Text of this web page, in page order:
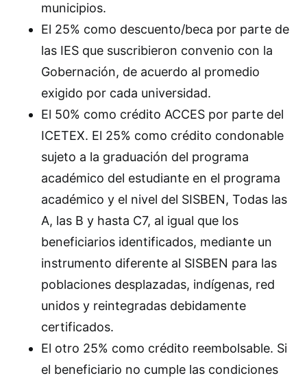
municipios.
El 25% como descuento/beca por parte de
las IES que suscribieron convenio con la
Gobernación, de acuerdo al promedio
exigido por cada universidad.
El 50% como crédito ACCES por parte del
ICETEX. El 25% como crédito condonable
sujeto a la graduación del programa
académico del estudiante en el programa
académico y el nivel del SISBEN, Todas las
A, las B y hasta C7, al igual que los
beneficiarios identificados, mediante un
instrumento diferente al SISBEN para las
poblaciones desplazadas, indígenas, red
unidos y reintegradas debidamente
certificados.
El otro 25% como crédito reembolsable. Si
el beneficiario no cumple las condiciones